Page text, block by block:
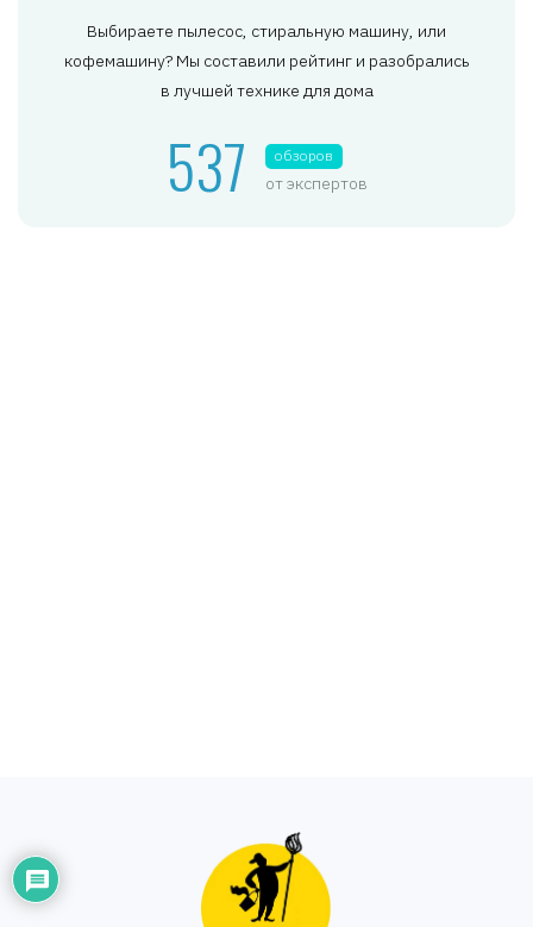
Выбираете пылесос, стиральную машину, или
кофемашину? Мы составили рейтинг и разобрались
в лучшей технике для дома
537 обзоров
от экспертов